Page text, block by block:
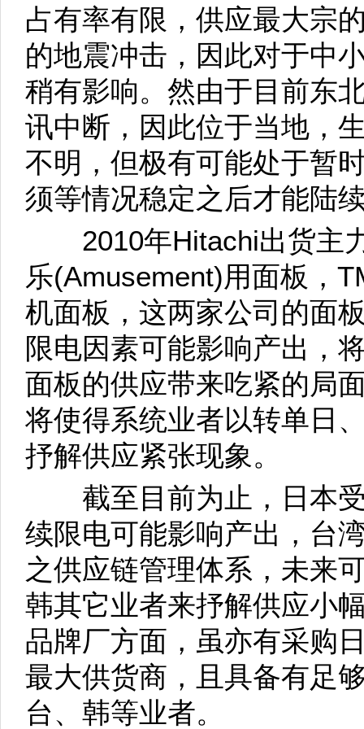
占有率有限，供应最大宗
的地震冲击，因此对于中
稍有影响。然由于目前东
讯中断，因此位于当地，
不明，但极有可能处于暂
须等情况稳定之后才能陆
2010年Hitachi出货主
乐(Amusement)用面板，
机面板，这两家公司的面
限电因素可能影响产出，
面板的供应带来吃紧的局
将使得系统业者以转单日
抒解供应紧张现象。
截至目前为止，日本受
续限电可能影响产出，台
之供应链管理体系，未来
韩其它业者来抒解供应小
品牌厂方面，虽亦有采购
最大供货商，且具备有足
台、韩等业者。